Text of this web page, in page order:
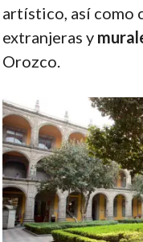
artístico, así como
extranjeras y
Orozco.